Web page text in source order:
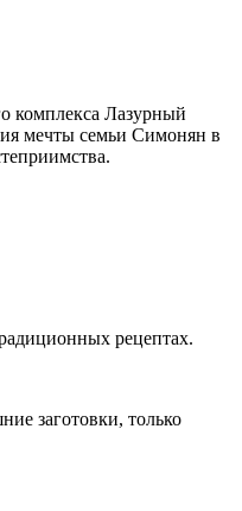
комплекса Лазурный
мечты семьи Симонян в
рецептах.
заготовки, только